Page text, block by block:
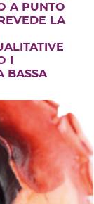
A PUNTO
LA
I
BASSA